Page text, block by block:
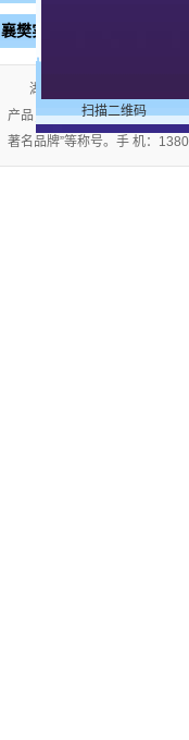
襄樊实木3d静音门
湖南米好门业有限公司公
产品；企业视产品质量为生命
著名品牌”等称号。手 机：
扫描二维码